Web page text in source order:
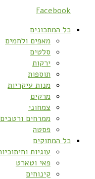
Facebook
כל המתכונים
מאפים ולחמים
סלטים
ירקות
תוספות
מנות עיקריות
מרקים
צמחוני
ממרחים ורטבים
פסטה
כל המתוקים
עוגיות
פאי וטארט
קינוחים